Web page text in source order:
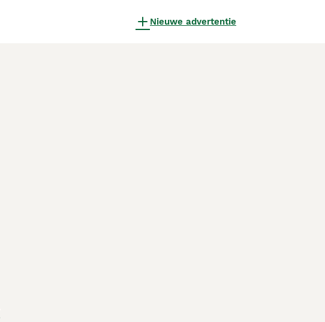
Nieuwe advertentie